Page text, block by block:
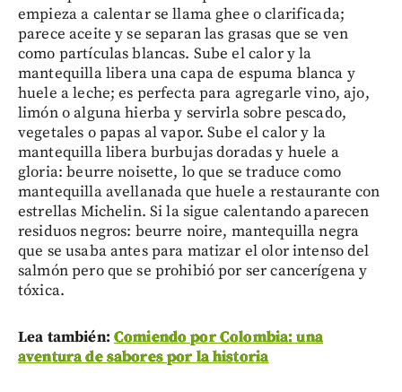
empieza a calentar se llama ghee o clarificada;
parece aceite y se separan las grasas que se ven
como partículas blancas. Sube el calor y la
mantequilla libera una capa de espuma blanca y
huele a leche; es perfecta para agregarle vino, ajo,
limón o alguna hierba y servirla sobre pescado,
vegetales o papas al vapor. Sube el calor y la
mantequilla libera burbujas doradas y huele a
gloria: beurre noisette, lo que se traduce como
mantequilla avellanada que huele a restaurante con
estrellas Michelin. Si la sigue calentando aparecen
residuos negros: beurre noire, mantequilla negra
que se usaba antes para matizar el olor intenso del
salmón pero que se prohibió por ser cancerígena y
tóxica.
Lea también: Comiendo por Colombia: una
aventura de sabores por la historia